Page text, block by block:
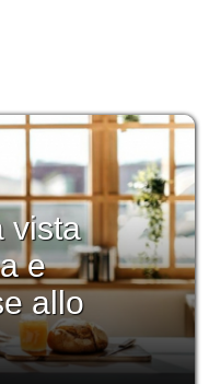
vista
e
allo